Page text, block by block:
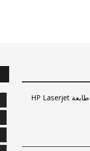
تحميل تعريف طابعة HP Laserjet